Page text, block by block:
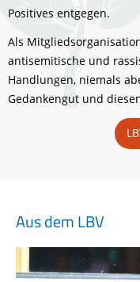
Positives entgegen.
Als
antisemitische und
Handlungen, niemals
Gedankengut und
Aus dem LBV